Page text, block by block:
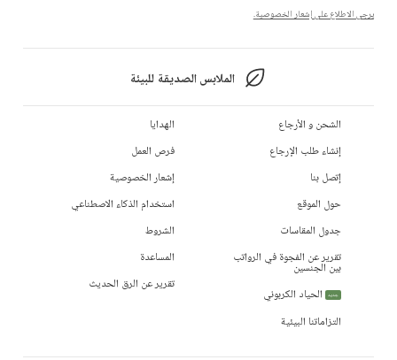
يرجى الاطلاع على إشعار الخصوصية.
الملابس الصديقة للبيئة
الشحن و الأرجاع
إنشاء طلب الإرجاع
إتصل بنا
حول الموقع
جدول المقاسات
تقرير عن الفجوة في الرواتب
بين الجنسين
جديد
الحياد الكربوني
التزاماتنا البيئية
الهدايا
فرص العمل
إشعار الخصوصية
استخدام الذكاء الاصطناعي
الشروط
المساعدة
تقرير عن الرق الحديث